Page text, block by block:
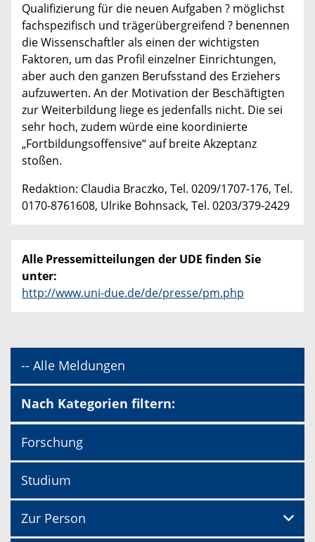
Qualifizierung für die neuen Aufgaben ? möglichst
fachspezifisch und trägerübergreifend ? benennen
die Wissenschaftler als einen der wichtigsten
Faktoren, um das Profil einzelner Einrichtungen,
aber auch den ganzen Berufsstand des Erziehers
aufzuwerten. An der Motivation der Beschäftigten
zur Weiterbildung liege es jedenfalls nicht. Die sei
sehr hoch, zudem würde eine koordinierte
„Fortbildungsoffensive“ auf breite Akzeptanz
stoßen.
Redaktion: Claudia Braczko, Tel. 0209/1707-176, Tel.
0170-8761608, Ulrike Bohnsack, Tel. 0203/379-2429
Alle Pressemitteilungen der UDE finden Sie
unter:
http://www.uni-due.de/de/presse/pm.php
-- Alle Meldungen
Nach Kategorien filtern:
Forschung
Studium
Zur Person